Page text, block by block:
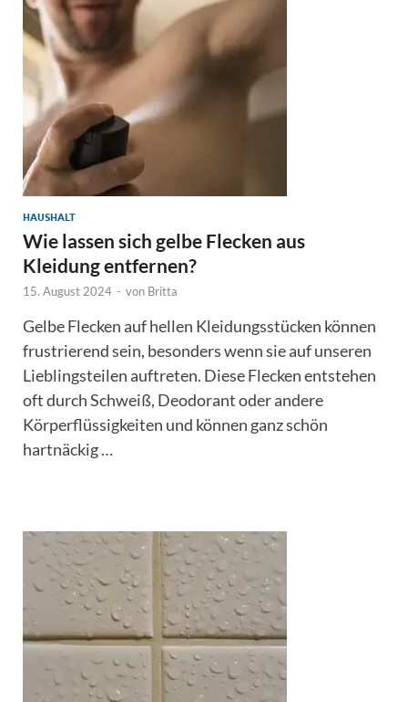
HAUSHALT
Wie lassen sich gelbe Flecken aus
Kleidung entfernen?
15. August 2024 - von Britta
Gelbe Flecken auf hellen Kleidungsstücken können
frustrierend sein, besonders wenn sie auf unseren
Lieblingsteilen auftreten. Diese Flecken entstehen
oft durch Schweiß, Deodorant oder andere
Körperflüssigkeiten und können ganz schön
hartnäckig …